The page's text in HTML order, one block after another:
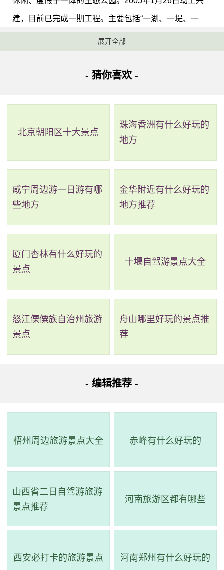
建，目前已完成一期工程。主要包括“一湖、一堤、一
街、一馆、一路、三场”，即人工湖、千米花堤、商业
场。公园规划占地面积约220万平方米，绿化面积约150
态湿地环境，是旅游度假、野外露营的绝佳去处。
地址：扬州市宝应县晨化路
楚甸公园位于江苏省扬州市宝应县曹甸集镇，占地
小径跌宕起伏、蜿蜒曲折，大型户外影视屏气势恢弘。
教玩具、中老年活动中心等设施，为各年龄段的人提供
了不同的活动体验。而且公园还采取市场化、标准化、
项目化、责任化的管理运作机制，让园内处处都是一片
怡人清静的环境，非常适合休闲、旅游、观赏和健身。
暹别墅。乾隆曾四次幸临此处，登楼南望春波桥，北眺
长春桥，西览玉板桥、莲花桥，即以“四桥烟雨”赐名，御
书趣园。光绪三年，曾于此重建三贤祠，礼祀欧阳修、
苏东坡、王士禛。1960年，它在旧址上进行了重建。四
面阔三间，歇山重檐，四面廊，三面借景，楼前平台围
展开全部
- 猜你喜欢 -
北京朝阳区十大景点
珠海香洲有什么好玩的
地方
咸宁周边游一日游有哪
些地方
金华附近有什么好玩的
地方推荐
厦门杏林有什么好玩的
景点
十堰自驾游景点大全
怒江傈僳族自治州旅游
景点
舟山哪里好玩的景点推
荐
- 编辑推荐 -
梧州周边旅游景点大全 赤峰有什么好玩的
山西省二日自驾游旅游
景点推荐
河南旅游区都有哪些
西安必打卡的旅游景点 河南郑州有什么好玩的